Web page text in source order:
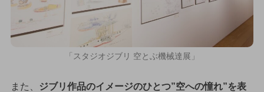
「スタジオジブリ 空とぶ機械達展」
また、
ジブリ作品のイメージのひとつ”空への憧れ”を表